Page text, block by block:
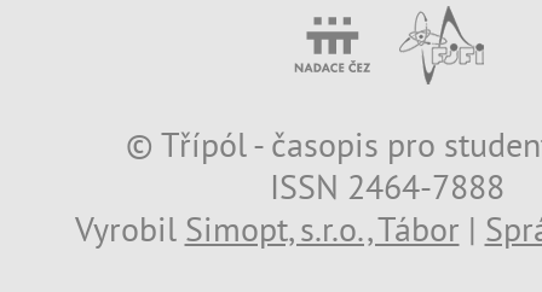
© Třípól - časopis pro
ISSN 2464-7888
Vyrobil Simopt, s.r.o., Tábor |